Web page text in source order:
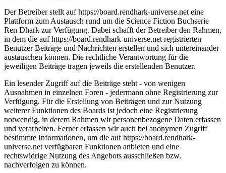
Der Betreiber stellt auf https://board.rendhark-universe.net eine
Plattform zum Austausch rund um die Science Fiction Buchserie
Ren Dhark zur Verfügung. Dabei schafft der Betreiber den Rahmen,
in dem die auf https://board.rendhark-universe.net registrierten
Benutzer Beiträge und Nachrichten erstellen und sich untereinander
austauschen können. Die rechtliche Verantwortung für die
jeweiligen Beiträge tragen jeweils die erstellenden Benutzer.
Ein lesender Zugriff auf die Beiträge steht - von wenigen
Ausnahmen in einzelnen Foren - jedermann ohne Registrierung zur
Verfügung. Für die Erstellung von Beiträgen und zur Nutzung
weiterer Funktionen des Boards ist jedoch eine Registrierung
notwendig, in derem Rahmen wir personenbezogene Daten erfassen
und verarbeiten. Ferner erfassen wir auch bei anonymen Zugriff
bestimmte Informationen, um die auf https://board.rendhark-
universe.net verfügbaren Funktionen anbieten und eine
rechtswidrige Nutzung des Angebots ausschließen bzw.
nachverfolgen zu können.